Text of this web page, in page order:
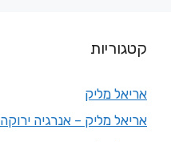
קטגוריות
אריאל מליק
אריאל מליק – אנרגיה ירוקה